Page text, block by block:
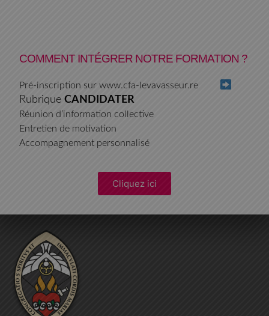
COMMENT INTÉGRER NOTRE FORMATION ?
Pré-inscription sur www.cfa-levavasseur.re
Rubrique CANDIDATER
Réunion d’information collective
Entretien de motivation
Accompagnement personnalisé
Cliquez ici